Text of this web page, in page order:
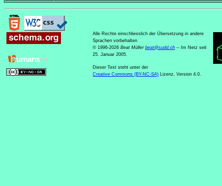
Alle Rechte einschliesslich der Übersetzung in andere
Sprachen vorbehalten
© 1996-2026 Beat Müller beat@sudd.ch -- Im Netz seit
25. Januar 2005.
Dieser Text steht unter der
Creative Commons (BY-NC-SA) Lizenz, Version 4.0.